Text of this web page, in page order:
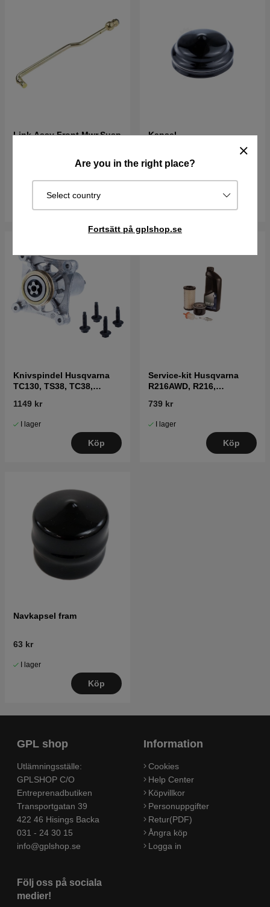
Are you in the right place?
Select country
Fortsätt på gplshop.se
Link Assy Front,Mwr,Susp
I lager
Köp
Kapsel
63 kr
I lager
Knivspindel Husqvarna
TC130, TS38, TC38,
1149 kr
I lager
Köp
Service-kit Husqvarna
R216AWD, R216,
FR2216MA4X4, R115C,
142, TS 142L
739 kr
I lager
Köp
Navkapsel fram
63 kr
I lager
Köp
GPL shop
Utlämningsställe:
GPLSHOP C/O
Entreprenadbutiken
Transportgatan 39
422 46 Hisings Backa
031 - 24 30 15
info@gplshop.se
Följ oss på sociala
medier!
Information
Cookies
Help Center
Köpvillkor
Personuppgifter
Retur(PDF)
Ångra köp
Logga in